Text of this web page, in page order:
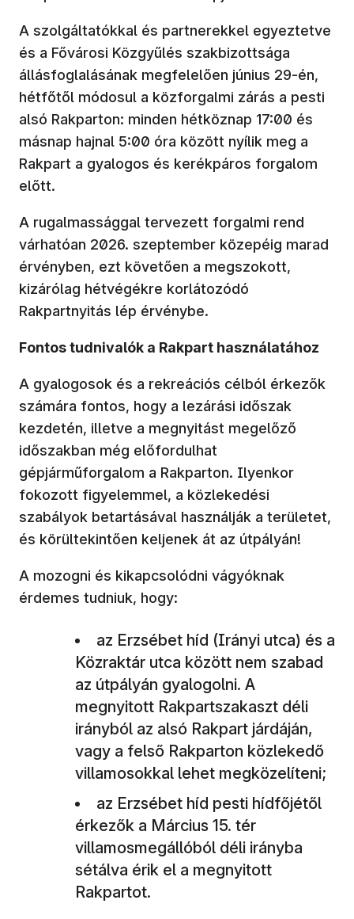
A szolgáltatókkal és partnerekkel egyeztetve
és a Fővárosi Közgyűlés szakbizottsága
állásfoglalásának megfelelően június 29-én,
hétfőtől módosul a közforgalmi zárás a pesti
alsó Rakparton: minden hétköznap 17:00 és
másnap hajnal 5:00 óra között nyílik meg a
Rakpart a gyalogos és kerékpáros forgalom
előtt.
A rugalmassággal tervezett forgalmi rend
várhatóan 2026. szeptember közepéig marad
érvényben, ezt követően a megszokott,
kizárólag hétvégékre korlátozódó
Rakpartnyitás lép érvénybe.
Fontos tudnivalók a Rakpart használatához
A gyalogosok és a rekreációs célból érkezők
számára fontos, hogy a lezárási időszak
kezdetén, illetve a megnyitást megelőző
időszakban még előfordulhat
gépjárműforgalom a Rakparton. Ilyenkor
fokozott figyelemmel, a közlekedési
szabályok betartásával használják a területet,
és körültekintően keljenek át az útpályán!
A mozogni és kikapcsolódni vágyóknak
érdemes tudniuk, hogy:
az Erzsébet híd (Irányi utca) és a
Közraktár utca között nem szabad
az útpályán gyalogolni. A
megnyitott Rakpartszakaszt déli
irányból az alsó Rakpart járdáján,
vagy a felső Rakparton közlekedő
villamosokkal lehet megközelíteni;
az Erzsébet híd pesti hídfőjétől
érkezők a Március 15. tér
villamosmegállóból déli irányba
sétálva érik el a megnyitott
Rakpartot.